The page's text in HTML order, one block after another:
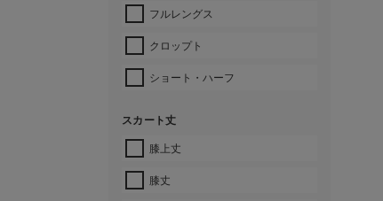
フルレングス
クロップト
ショート・ハーフ
スカート丈
膝上丈
膝丈